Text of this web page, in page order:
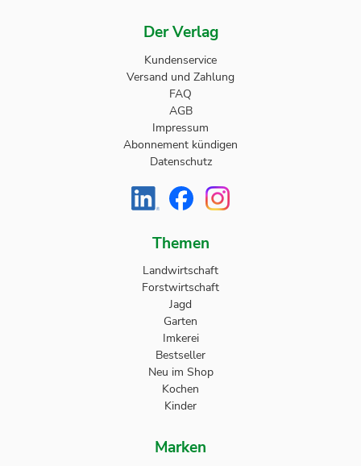
Der Verlag
Kundenservice
Versand und Zahlung
FAQ
AGB
Impressum
Abonnement kündigen
Datenschutz
Themen
Landwirtschaft
Forstwirtschaft
Jagd
Garten
Imkerei
Bestseller
Neu im Shop
Kochen
Kinder
Marken